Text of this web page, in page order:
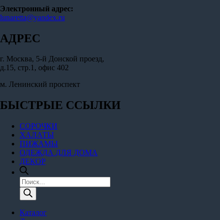
Электронный адрес:
lunaretta@yandex.ru
АДРЕС
г. Москва, 5-й Донской проезд,
д.15, стр.1, офис 402
м. Ленинский проспект
БЫСТРЫЕ ССЫЛКИ
СОРОЧКИ
ХАЛАТЫ
ПИЖАМЫ
ОДЕЖДА ДЛЯ ДОМА
ДЕКОР
Поиск
товаров
Каталог